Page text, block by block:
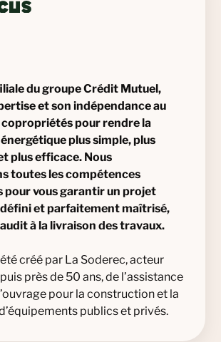
du groupe Crédit Mutuel,
et son indépendance au
copropriétés pour rendre la
plus simple, plus
plus efficace. Nous
toutes les compétences
pour vous garantir un projet
et parfaitement maîtrisé,
à la livraison des travaux.
créé par La Soderec, acteur
près de 50 ans, de l’assistance
pour la construction et la
publics et privés.